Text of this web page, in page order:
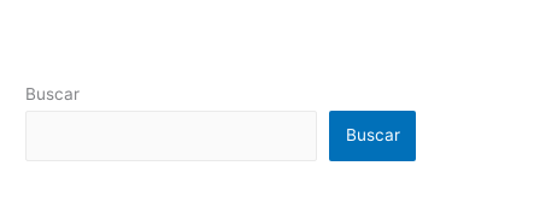
Buscar
Buscar